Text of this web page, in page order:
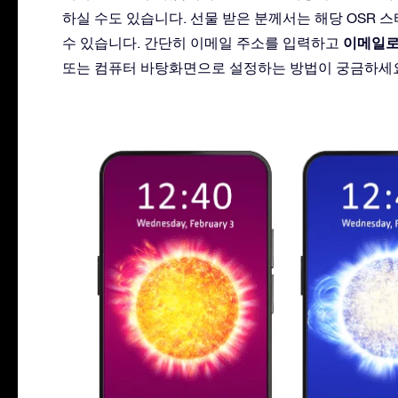
하실 수도 있습니다. 선물 받은 분께서는 해당 OSR
수 있습니다. 간단히 이메일 주소를 입력하고 이메일
또는 컴퓨터 바탕화면으로 설정하는 방법이 궁금하